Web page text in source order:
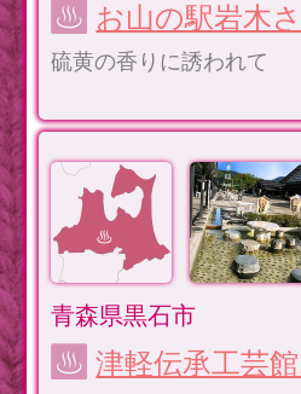
お山の駅岩木
硫黄の香りに誘われて
青森県黒石市
津軽伝承工芸